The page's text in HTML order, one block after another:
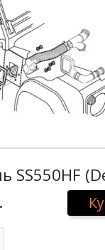
SS550HF